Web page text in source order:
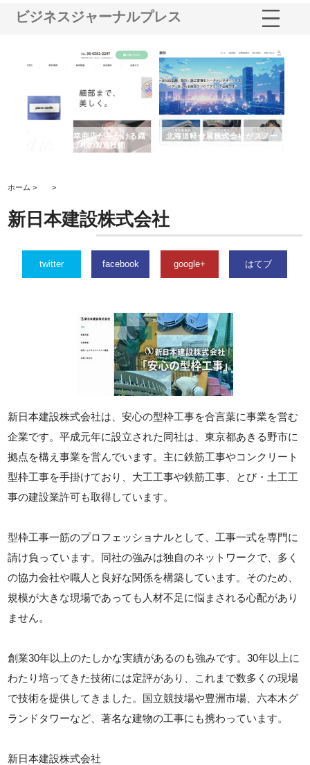
ビジネスジャーナルプレス
有限会社松幸商店が手がける織
ネームと下げ札の製造技術
北海道軽金属株式会社がスノー
ホーム > >
新日本建設株式会社
twitter facebook google+ はてブ
新日本建設株式会社は、安心の型枠工事を合言葉に事業を営む
企業です。平成元年に設立された同社は、東京都あきる野市に
拠点を構え事業を営んでいます。主に鉄筋工事やコンクリート
型枠工事を手掛けており、大工工事や鉄筋工事、とび・土工工
事の建設業許可も取得しています。
型枠工事一筋のプロフェッショナルとして、工事一式を専門に
請け負っています。同社の強みは独自のネットワークで、多く
の協力会社や職人と良好な関係を構築しています。そのため、
規模が大きな現場であっても人材不足に悩まされる心配があり
ません。
創業30年以上のたしかな実績があるのも強みです。30年以上に
わたり培ってきた技術には定評があり、これまで数多くの現場
で技術を提供してきました。国立競技場や豊洲市場、六本木グ
ランドタワーなど、著名な建物の工事にも携わっています。
新日本建設株式会社